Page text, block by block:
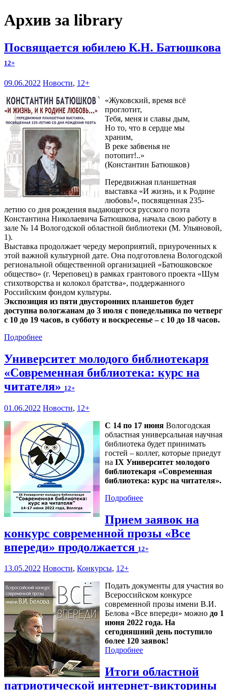
Архив за library
Посвящается юбилею К.Н. Батюшкова
12+
09.06.2022 Новости, 12+
«Жуковский, время всё
проглотит,
Тебя, меня и славы дым,
Но то, что в сердце мы
храним,
В реке забвенья не
потопит!..»
(Константин Батюшков)
Передвижная планшетная
выставка «И жизнь, и к Родине
любовь!», посвященная 235-
летию со дня рождения выдающегося русского поэта
Константина Николаевича Батюшкова, начала свою работу в
зале № 14 Вологодской областной библиотеки (М. Ульяновой,
1).
Выставка продолжает череду мероприятий, приуроченных к
этой важной культурной дате. Она подготовлена Вологодской
региональной общественной организацией «Батюшковское
общество» (г. Череповец) в рамках грантового проекта «Шум
стихотворства и колокол братства», поддержанного
Российским фондом культуры.
Экспозиция из пяти двусторонних планшетов будет
доступна вологжанам до 3 июля с понедельника по четверг
с 10 до 19 часов, в субботу и воскресенье – с 10 до 18 часов.
Подробнее
Университет молодого библиотекаря
«Современная библиотека: курс на
читателя» 12+
01.06.2022 Новости, 12+
С 14 по 17 июня Вологодская
областная универсальная научная
библиотека будет принимать
гостей – коллег, которые приедут
на IX Университет молодого
библиотекаря «Современная
библиотека: курс на читателя».
Подробнее
Прием заявок на
конкурс современной прозы «Все
впереди» продолжается 12+
13.05.2022 Новости, Конкурсы, 12+
Подать документы для участия во
Всероссийском конкурсе
современной прозы имени В.И.
Белова «Все впереди» можно до 1
июня 2022 года. На
сегодняшний день поступило
более 120 заявок!
Подробнее
Итоги областной
патриотической интернет-викторины